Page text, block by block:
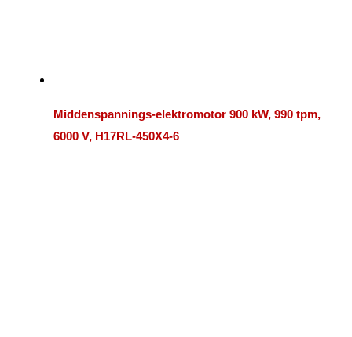
Middenspannings-elektromotor 900 kW, 990 tpm,
6000 V, H17RL-450X4-6